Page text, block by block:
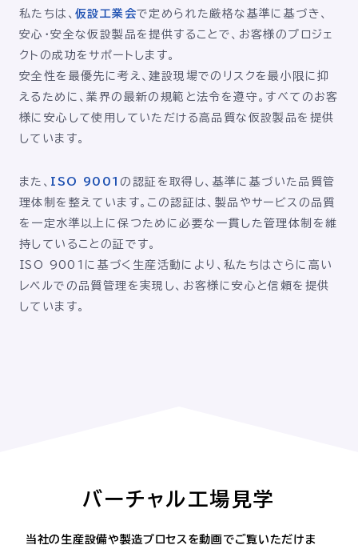
私たちは、 仮設工業会で定められた厳格な基準に基づき、
安心・安全な仮設製品を提供することで、お客様のプロジェ
クトの成功をサポートします。
安全性を最優先に考え、建設現場でのリスクを最小限に抑
えるために、業界の最新の規範と法令を遵守。すべてのお客
様に安心して使用していただける高品質な仮設製品を提供
しています。
また、 ISO 9001 の認証を取得し、基準に基づいた品質管
理体制を整えています。この認証は、製品やサービスの品質
を一定水準以上に保つために必要な一貫した管理体制を維
持していることの証です。
ISO 9001に基づく生産活動により、私たちはさらに高い
レベルでの品質管理を実現し、お客様に安心と信頼を提供
しています。
バーチャル工場見学
当社の生産設備や製造プロセスを動画でご覧いただけま